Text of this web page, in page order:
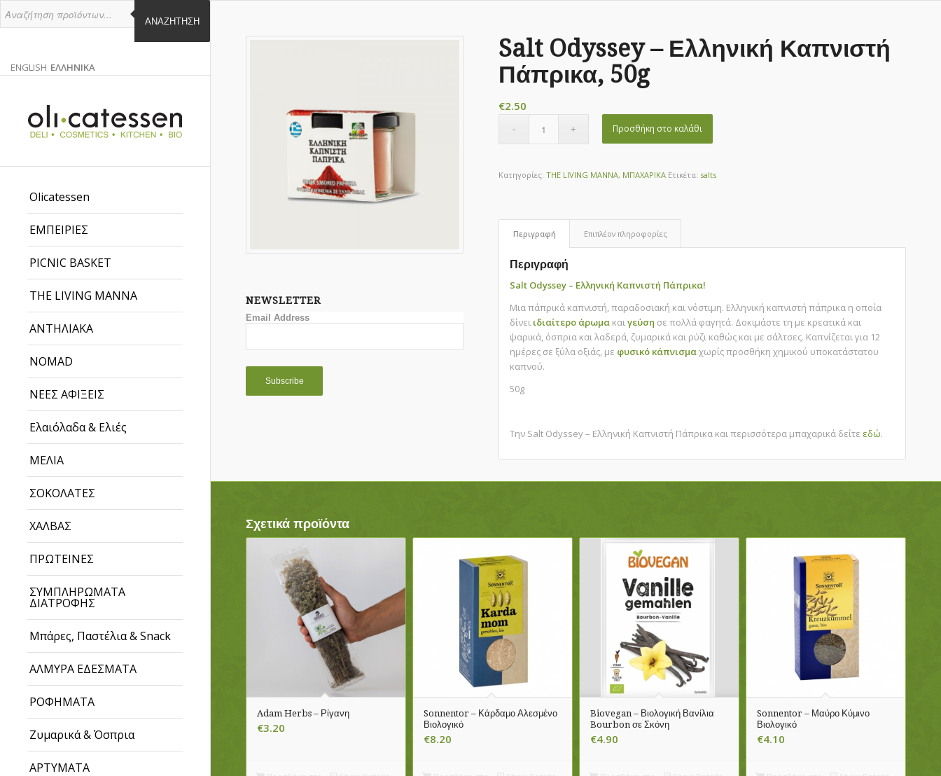
ΑΝΑΖΉΤΗΣΗ
ENGLISH ΕΛΛΗΝΙΚΑ
EL
Olicatessen
ΕΜΠΕΙΡΙΕΣ
PICNIC BASKET
THE LIVING MANNA
ΑΝΤΗΛΙΑΚΑ
NOMAD
ΝΕΕΣ ΑΦΙΞΕΙΣ
Ελαιόλαδα & Ελιές
ΜΕΛΙΑ
ΣΟΚΟΛΑΤΕΣ
ΧΑΛΒΑΣ
ΠΡΩΤΕΙΝΕΣ
ΣΥΜΠΛΗΡΩΜΑΤΑ
ΔΙΑΤΡΟΦΗΣ
Μπάρες, Παστέλια & Snack
ΑΛΜΥΡΑ ΕΔΕΣΜΑΤΑ
ΡΟΦΗΜΑΤΑ
Ζυμαρικά & Όσπρια
ΑΡΤΥΜΑΤΑ
NEWSLETTER
Email Address
Salt Odyssey – Ελληνική Καπνιστή
Πάπρικα, 50g
€2.50
Προσθήκη στο καλάθι
Κατηγορίες:THE LIVING MANNA, ΜΠΑΧΑΡΙΚΑ Ετικέτα: salts
Περιγραφή Επιπλέον πληροφορίες
Περιγραφή
Salt Odyssey – Ελληνική Καπνιστή Πάπρικα!
Μια πάπρικά καπνιστή, παραδοσιακή και νόστιμη. Ελληνική καπνιστή πάπρικα η οποία
δίνει ιδιαίτερο άρωμα καιγεύση σε πολλά φαγητά. Δοκιμάστε τη με κρεατικά και
ψαρικά, όσπρια και λαδερά, ζυμαρικά και ρύζι καθώς και με σάλτσες. Καπνίζεται για 12
ημέρες σε ξύλα οξιάς, με φυσικό κάπνισμαχωρίς προσθήκη χημικού υποκατάστατου
καπνού.
50g
Την Salt Odyssey – Ελληνική Καπνιστή Πάπρικα και περισσότερα μπαχαρικά δείτε εδώ.
Σχετικά προϊόντα
Adam Herbs – Ρίγανη
€3.20
Sonnentor – Κάρδαμο Αλεσμένο
Βιολογικό
€8.20
Biovegan – Βιολογική Βανίλια
Bourbon σε Σκόνη
€4.90
Sonnentor – Μαύρο Κύμινο
Βιολογικό
€4.10